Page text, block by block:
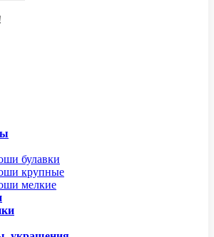
булавки
крупные
мелкие